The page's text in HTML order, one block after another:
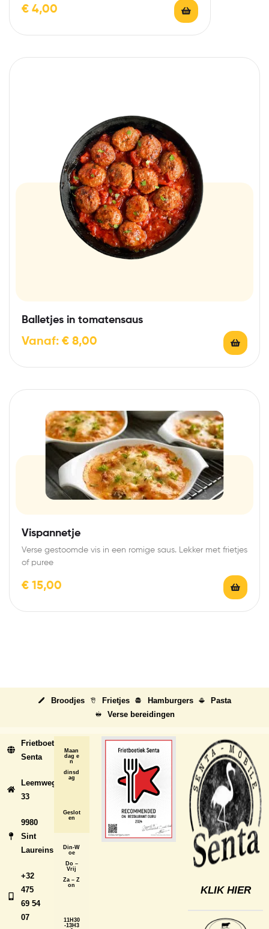
€ 4,00
Balletjes in tomatensaus
Vanaf: € 8,00
Vispannetje
Verse gestoomde vis in een romige saus. Lekker met frietjes
of puree
€ 15,00
Broodjes Frietjes Hamburgers
Pasta
Verse bereidingen
Frietboetiek
Senta
Leemweg
33
9980
Sint
Laureins
+32
475
69 54
07
Maan
dag e
n
dinsd
ag
Geslot
en
Din-W
oe
Do –
Vrij
Za – Z
on
11H30
-13H3
KLIK HIER